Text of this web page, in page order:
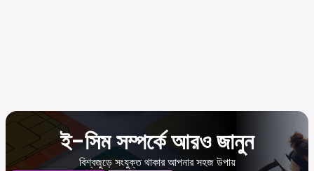
ই-সিম সম্পর্কে আরও জানুন
বিশ্বজুড়ে সংযুক্ত থাকার আপনার সহজ উপায়